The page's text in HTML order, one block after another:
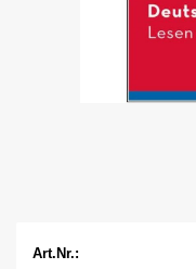
Art.Nr.: